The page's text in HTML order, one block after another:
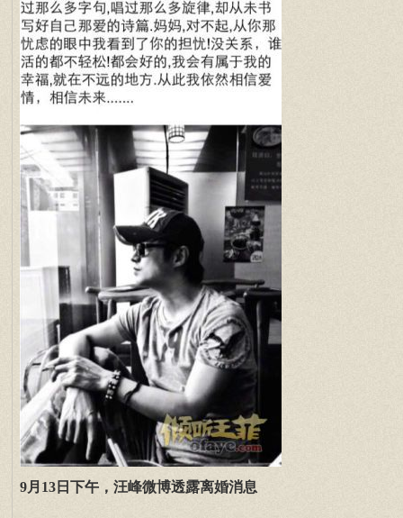
9月13日下午，汪峰微博透露离婚消息